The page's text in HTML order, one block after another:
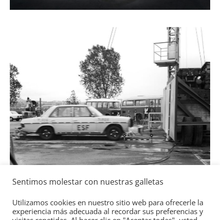
0
50 años del BMW 1602:
4 de mayo de 2022 mospotter84
Seguridad
Llamada a revisión en
Toyota y Lexus por la
2 de julio de 2021
Sentimos molestar con nuestras galletas
Utilizamos cookies en nuestro sitio web para ofrecerle la
experiencia más adecuada al recordar sus preferencias y